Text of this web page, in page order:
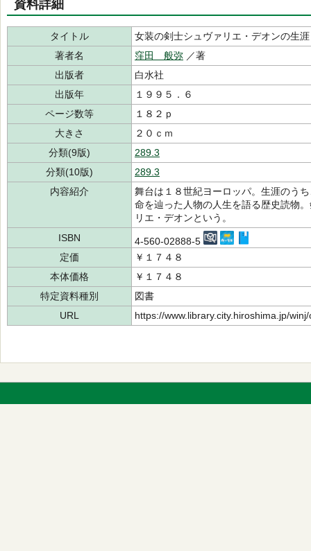
資料詳細
タイトル
女装の剣士シュヴァリエ・デオンの生涯
著者名
窪田 般弥 ／著
出版者
白水社
出版年
１９９５．６
ページ数等
１８２ｐ
大きさ
２０ｃｍ
分類(9版)
289.3
分類(10版)
289.3
内容紹介
舞台は１８世紀ヨーロッパ。生涯のう
命を辿った人物の人生を語る歴史読物
リエ・デオンという。
ISBN
4-560-02888-5
定価
￥１７４８
本体価格
￥１７４８
特定資料種別
図書
URL
https://www.library.city.hiroshima.jp/